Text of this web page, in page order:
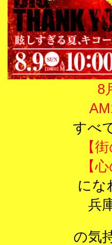
8
すべ
【
【
にな
兵
の気